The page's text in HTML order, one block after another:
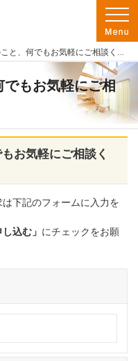
、何でもお気軽にご相談ください！
でもお気軽にご相
八幡市の注文住宅・新築戸建て
・新築戸建てを手がける工務店
お気軽にご相談く
下記のフォームに入力を
込む」 にチェックをお願